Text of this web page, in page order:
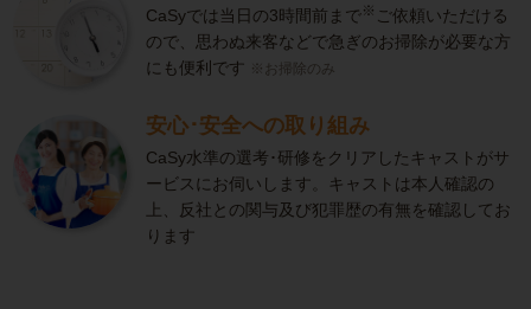
CaSyでは当日の3時間前まで※ ご依頼いただける
ので、思わぬ来客などで急ぎのお掃除が必要な方
にも便利です ※お掃除のみ
安心･安全への取り組み
CaSy水準の選考･研修をクリアしたキャストがサ
ービスにお伺いします。キャストは本人確認の
上、反社との関与及び犯罪歴の有無を確認してお
ります